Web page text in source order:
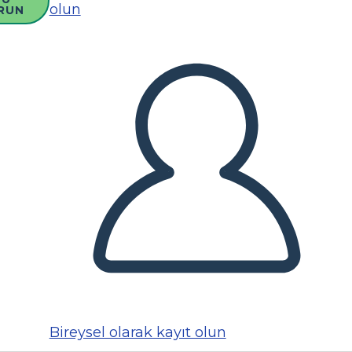
olun
Bireysel olarak kayıt olun